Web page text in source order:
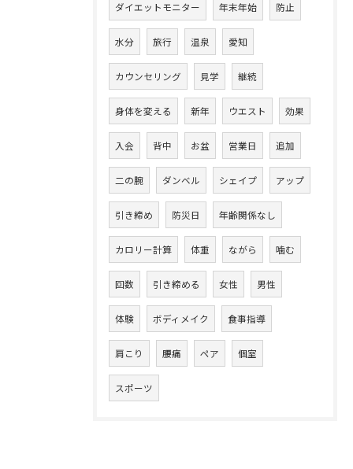
ダイエットモニター 年末年始 防止
水分 旅行 温泉 愛知
カウンセリング 見学 継続
身体を変える 新年 ウエスト 効果
入会 背中 お盆 営業日 追加
二の腕 ダンベル シェイプ アップ
引き締め 防災日 年齢関係なし
カロリー計算 体重 ながら 噛む
回数 引き締める 女性 男性
体験 ボディメイク 食事指導
肩こり 腰痛 ペア 個室
スポーツ